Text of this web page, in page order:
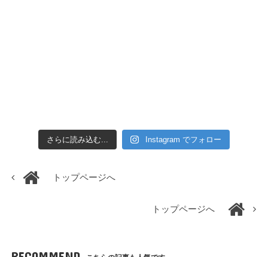
さらに読み込む... Instagram でフォロー
トップページへ
トップページへ